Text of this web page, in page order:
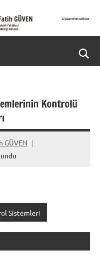
Kontrolü
GÜVEN
Sistemleri